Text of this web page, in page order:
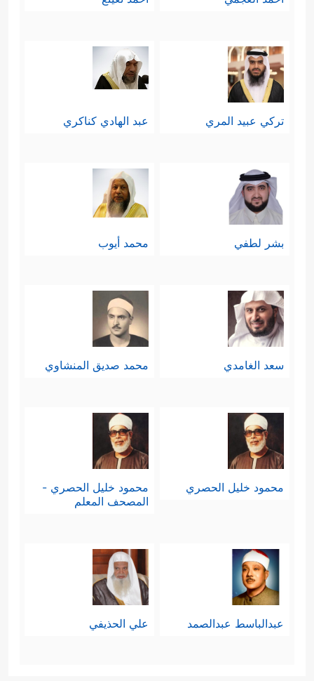
تركي عبيد المري عبد الهادي كناكري
بشر لطفي محمد أيوب
سعد الغامدي محمد صديق المنشاوي
محمود خليل الحصري
محمود خليل الحصري -
المصحف المعلم
عبدالباسط عبدالصمد علي الحذيفي